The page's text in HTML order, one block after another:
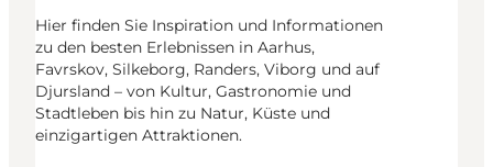
Hier finden Sie Inspiration und Informationen
zu den besten Erlebnissen in Aarhus,
Favrskov, Silkeborg, Randers, Viborg und auf
Djursland – von Kultur, Gastronomie und
Stadtleben bis hin zu Natur, Küste und
einzigartigen Attraktionen.